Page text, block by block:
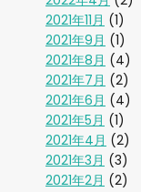
2021年11月 (1)
2021年9月 (1)
2021年8月 (4)
2021年7月 (2)
2021年6月 (4)
2021年5月 (1)
2021年4月 (2)
2021年3月 (3)
2021年2月 (2)